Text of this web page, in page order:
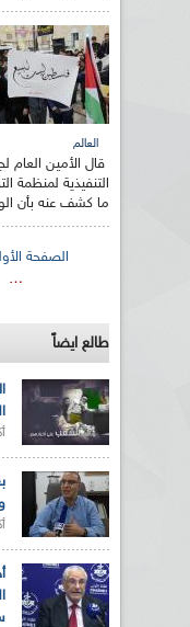
العالم
قال الأمين العام
التنفيذية لمنظمة
ما كشف عنه بأن
الصفحات
الصفحة
…
طالع ايضاً